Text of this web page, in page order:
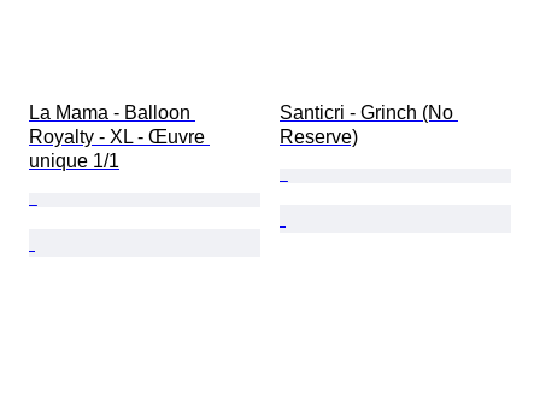
La Mama - Balloon
Royalty - XL - Œuvre
unique 1/1
Santicri - Grinch (No
Reserve)